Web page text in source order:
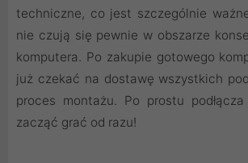
techniczne, co jest szczególnie
nie czują się pewnie w obszarze
komputera. Po zakupie gotowego
już czekać na dostawę wszystkich
proces montażu. Po prostu
zacząć grać od razu!